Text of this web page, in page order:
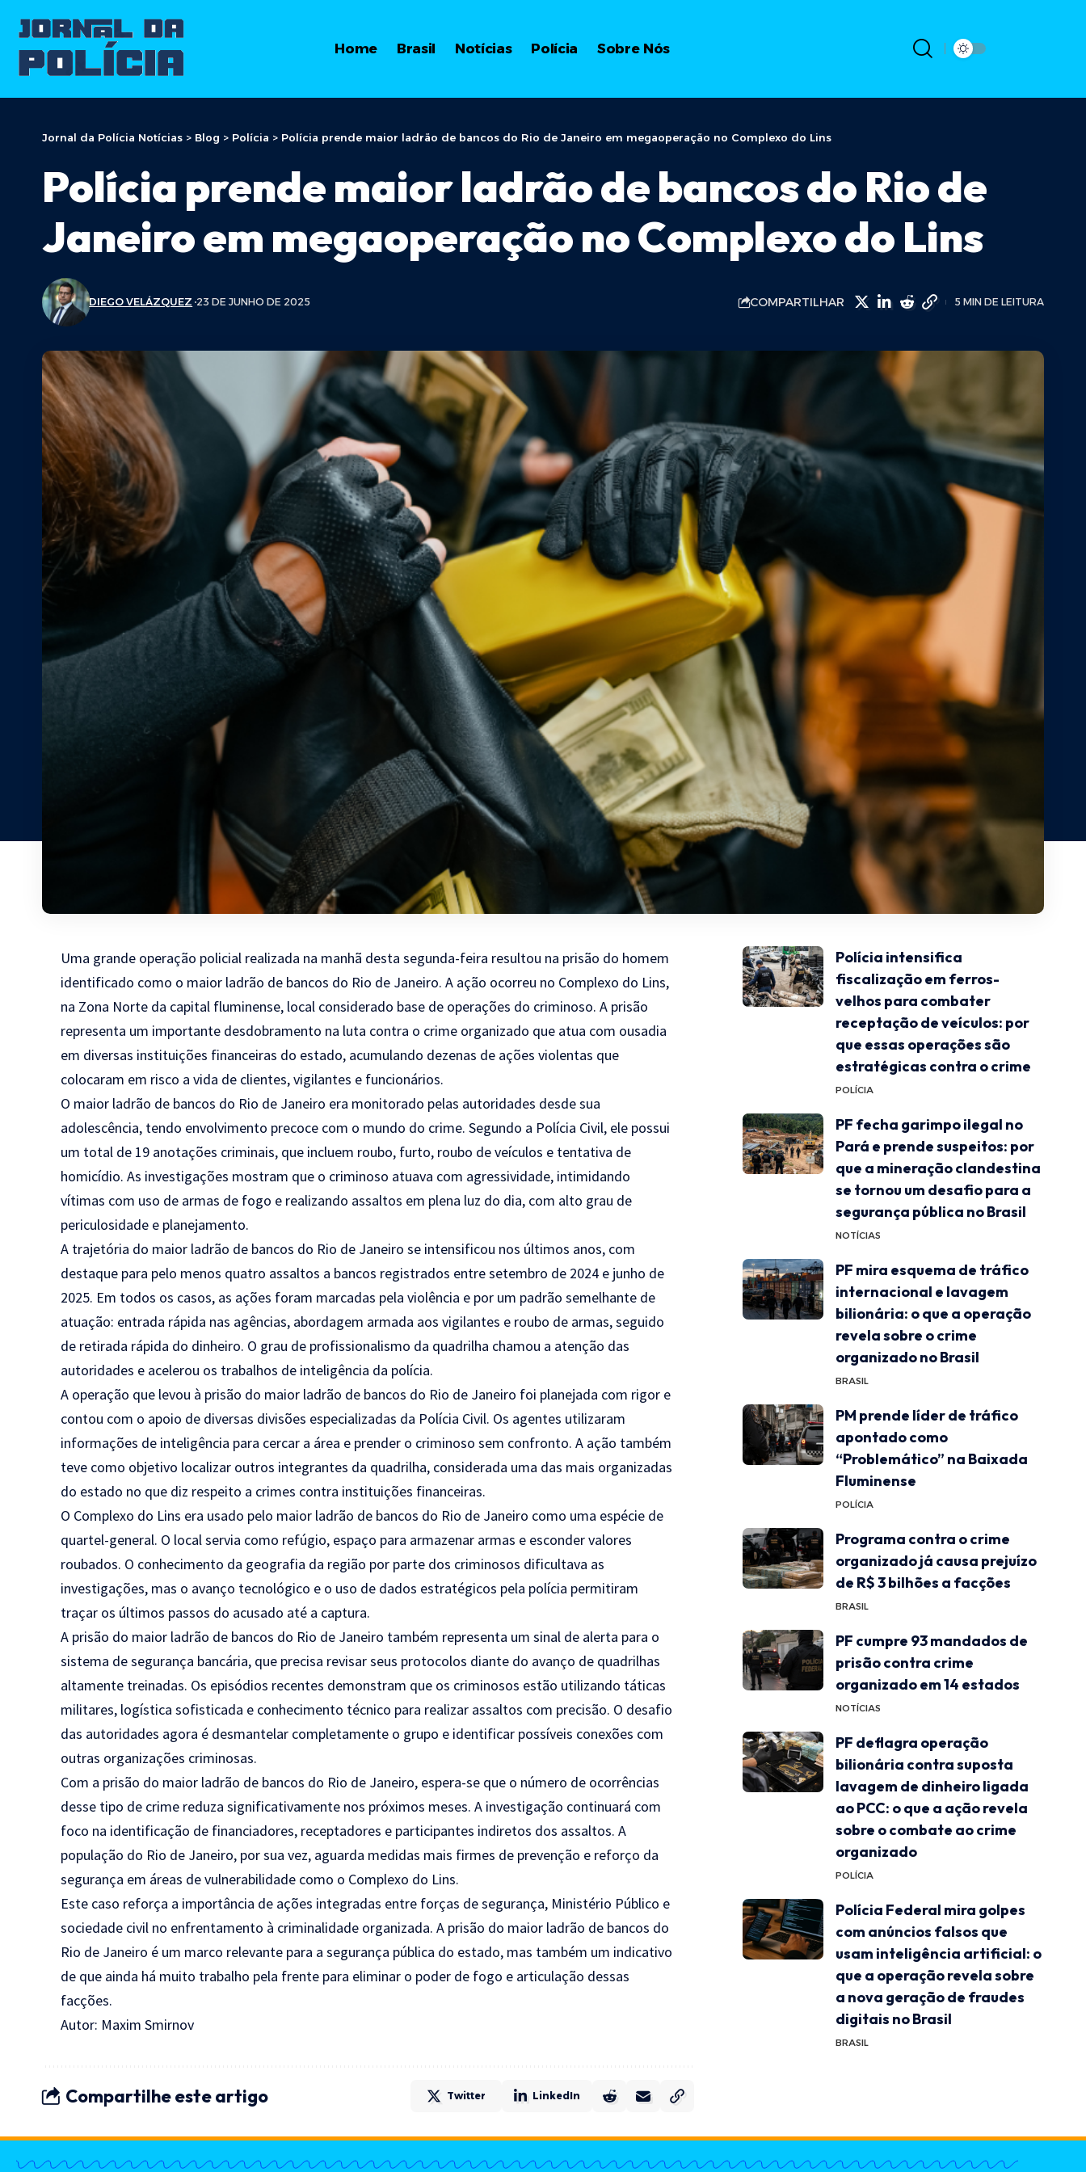
Home Brasil Notícias Polícia Sobre Nós
Jornal da Polícia Notícias > Blog > Polícia > Polícia prende maior ladrão de bancos do Rio de Janeiro em megaoperação no Complexo do Lins
Polícia prende maior ladrão de bancos do Rio de
Janeiro em megaoperação no Complexo do Lins
DIEGO VELÁZQUEZ 23 DE JUNHO DE 2025 COMPARTILHAR 5 MIN DE LEITURA
Uma grande operação policial realizada na manhã desta segunda-feira resultou na prisão do homem
identificado como o maior ladrão de bancos do Rio de Janeiro. A ação ocorreu no Complexo do Lins,
na Zona Norte da capital fluminense, local considerado base de operações do criminoso. A prisão
representa um importante desdobramento na luta contra o crime organizado que atua com ousadia
em diversas instituições financeiras do estado, acumulando dezenas de ações violentas que
colocaram em risco a vida de clientes, vigilantes e funcionários.
O maior ladrão de bancos do Rio de Janeiro era monitorado pelas autoridades desde sua
adolescência, tendo envolvimento precoce com o mundo do crime. Segundo a Polícia Civil, ele possui
um total de 19 anotações criminais, que incluem roubo, furto, roubo de veículos e tentativa de
homicídio. As investigações mostram que o criminoso atuava com agressividade, intimidando
vítimas com uso de armas de fogo e realizando assaltos em plena luz do dia, com alto grau de
periculosidade e planejamento.
A trajetória do maior ladrão de bancos do Rio de Janeiro se intensificou nos últimos anos, com
destaque para pelo menos quatro assaltos a bancos registrados entre setembro de 2024 e junho de
2025. Em todos os casos, as ações foram marcadas pela violência e por um padrão semelhante de
atuação: entrada rápida nas agências, abordagem armada aos vigilantes e roubo de armas, seguido
de retirada rápida do dinheiro. O grau de profissionalismo da quadrilha chamou a atenção das
autoridades e acelerou os trabalhos de inteligência da polícia.
A operação que levou à prisão do maior ladrão de bancos do Rio de Janeiro foi planejada com rigor e
contou com o apoio de diversas divisões especializadas da Polícia Civil. Os agentes utilizaram
informações de inteligência para cercar a área e prender o criminoso sem confronto. A ação também
teve como objetivo localizar outros integrantes da quadrilha, considerada uma das mais organizadas
do estado no que diz respeito a crimes contra instituições financeiras.
O Complexo do Lins era usado pelo maior ladrão de bancos do Rio de Janeiro como uma espécie de
quartel-general. O local servia como refúgio, espaço para armazenar armas e esconder valores
roubados. O conhecimento da geografia da região por parte dos criminosos dificultava as
investigações, mas o avanço tecnológico e o uso de dados estratégicos pela polícia permitiram
traçar os últimos passos do acusado até a captura.
A prisão do maior ladrão de bancos do Rio de Janeiro também representa um sinal de alerta para o
sistema de segurança bancária, que precisa revisar seus protocolos diante do avanço de quadrilhas
altamente treinadas. Os episódios recentes demonstram que os criminosos estão utilizando táticas
militares, logística sofisticada e conhecimento técnico para realizar assaltos com precisão. O desafio
das autoridades agora é desmantelar completamente o grupo e identificar possíveis conexões com
outras organizações criminosas.
Com a prisão do maior ladrão de bancos do Rio de Janeiro, espera-se que o número de ocorrências
desse tipo de crime reduza significativamente nos próximos meses. A investigação continuará com
foco na identificação de financiadores, receptadores e participantes indiretos dos assaltos. A
população do Rio de Janeiro, por sua vez, aguarda medidas mais firmes de prevenção e reforço da
segurança em áreas de vulnerabilidade como o Complexo do Lins.
Este caso reforça a importância de ações integradas entre forças de segurança, Ministério Público e
sociedade civil no enfrentamento à criminalidade organizada. A prisão do maior ladrão de bancos do
Rio de Janeiro é um marco relevante para a segurança pública do estado, mas também um indicativo
de que ainda há muito trabalho pela frente para eliminar o poder de fogo e articulação dessas
facções.
Autor: Maxim Smirnov
Compartilhe este artigo Twitter LinkedIn
Polícia intensifica
fiscalização em ferros-
velhos para combater
receptação de veículos: por
que essas operações são
estratégicas contra o crime
POLÍCIA
PF fecha garimpo ilegal no
Pará e prende suspeitos: por
que a mineração clandestina
se tornou um desafio para a
segurança pública no Brasil
NOTÍCIAS
PF mira esquema de tráfico
internacional e lavagem
bilionária: o que a operação
revela sobre o crime
organizado no Brasil
BRASIL
PM prende líder de tráfico
apontado como
“Problemático” na Baixada
Fluminense
POLÍCIA
Programa contra o crime
organizado já causa prejuízo
de R$ 3 bilhões a facções
BRASIL
PF cumpre 93 mandados de
prisão contra crime
organizado em 14 estados
NOTÍCIAS
PF deflagra operação
bilionária contra suposta
lavagem de dinheiro ligada
ao PCC: o que a ação revela
sobre o combate ao crime
organizado
POLÍCIA
Polícia Federal mira golpes
com anúncios falsos que
usam inteligência artificial: o
que a operação revela sobre
a nova geração de fraudes
digitais no Brasil
BRASIL